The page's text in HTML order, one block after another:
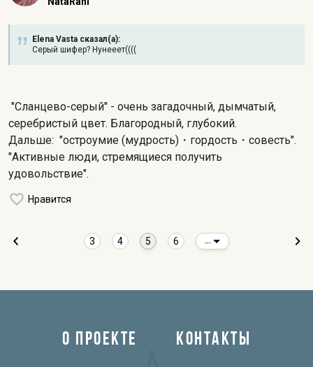
Elena Vasta сказал(а):
Серый шифер? Нунееет((((
"Сланцево-серый" - очень загадочный, дымчатый,
серебристый цвет. Благородный, глубокий.
Дальше: "остроумие (мудрость)・гордость・совесть".
"Активные люди, стремящиеся получить
удовольствие".
Нравится
3 4 5 6
О ПРОЕКТЕ КОНТАКТЫ